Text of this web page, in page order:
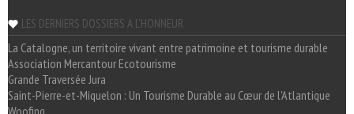
LES DERNIERS DOSSIERS A L'HONNEUR
La Catalogne, un territoire vivant entre patrimoine et tourisme durable
Association Mercantour Ecotourisme
Grande Traversée Jura
Saint-Pierre-et-Miquelon : Un Tourisme Durable au Cœur de l'Atlantique
Woofing